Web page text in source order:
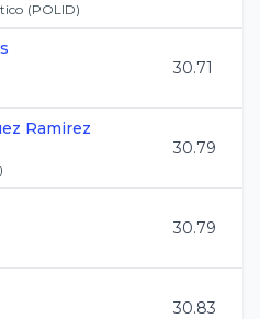
(POLID)
30.71
Ramirez
)
30.79
30.79
30.83